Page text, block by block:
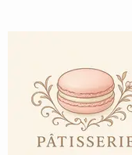
(Pressez
Entrée)